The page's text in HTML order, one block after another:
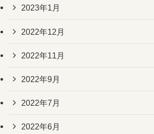
2023年1月
2022年12月
2022年11月
2022年9月
2022年7月
2022年6月